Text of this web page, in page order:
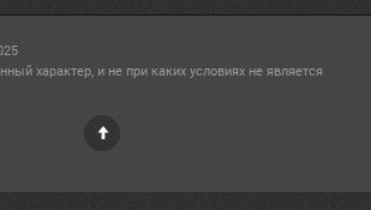
характер, и не при каких условиях не является